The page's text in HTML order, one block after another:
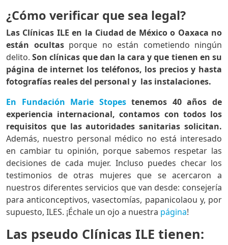
¿Cómo verificar que sea legal?
Las Clínicas ILE en la Ciudad de México o Oaxaca no
están ocultas porque no están cometiendo ningún
delito.Son clínicas que dan la cara y que tienen en su
página de internet los teléfonos, los precios y hasta
fotografías reales del personal y las instalaciones.
En Fundación Marie Stopestenemos 40 años de
experiencia internacional, contamos con todos los
requisitos que las autoridades sanitarias solicitan.
Además, nuestro personal médico no está interesado
en cambiar tu opinión, porque sabemos respetar las
decisiones de cada mujer. Incluso puedes checar los
testimonios de otras mujeres que se acercaron a
nuestros diferentes servicios que van desde: consejería
para anticonceptivos, vasectomías, papanicolaou y, por
supuesto, ILES. ¡Échale un ojo a nuestra página!
Las pseudo Clínicas ILE tienen: